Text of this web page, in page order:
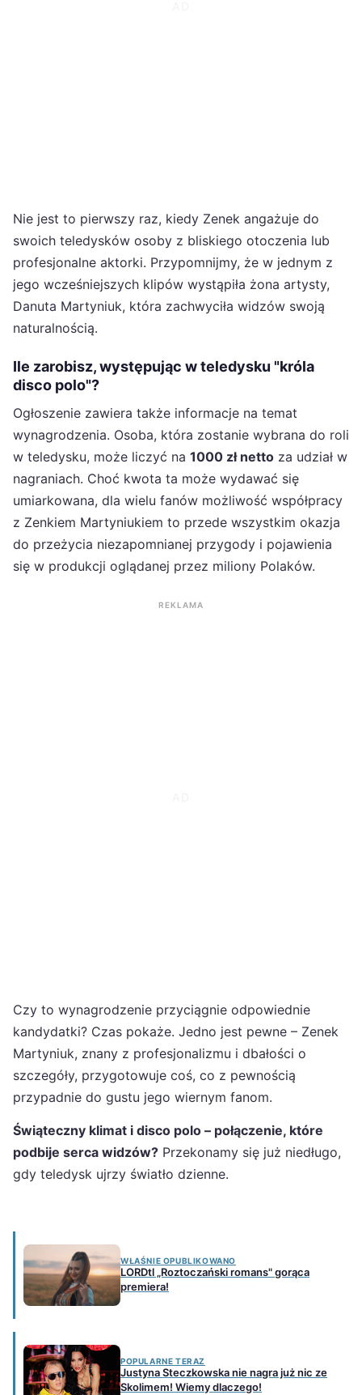
Nie jest to pierwszy raz, kiedy Zenek angażuje do
swoich teledysków osoby z bliskiego otoczenia lub
profesjonalne aktorki. Przypomnijmy, że w jednym z
jego wcześniejszych klipów wystąpiła żona artysty,
Danuta Martyniuk, która zachwyciła widzów swoją
naturalnością.
Ile zarobisz, występując w teledysku "króla
disco polo"?
Ogłoszenie zawiera także informacje na temat
wynagrodzenia. Osoba, która zostanie wybrana do roli
w teledysku, może liczyć na 1000 zł netto za udział w
nagraniach. Choć kwota ta może wydawać się
umiarkowana, dla wielu fanów możliwość współpracy
z Zenkiem Martyniukiem to przede wszystkim okazja
do przeżycia niezapomnianej przygody i pojawienia
się w produkcji oglądanej przez miliony Polaków.
REKLAMA
Czy to wynagrodzenie przyciągnie odpowiednie
kandydatki? Czas pokaże. Jedno jest pewne – Zenek
Martyniuk, znany z profesjonalizmu i dbałości o
szczegóły, przygotowuje coś, co z pewnością
przypadnie do gustu jego wiernym fanom.
Świąteczny klimat i disco polo – połączenie, które
podbije serca widzów? Przekonamy się już niedługo,
gdy teledysk ujrzy światło dzienne.
WŁAŚNIE OPUBLIKOWANO
LORDtl „Roztoczański romans" gorąca
premiera!
POPULARNE TERAZ
Justyna Steczkowska nie nagra już nic ze
Skolimem! Wiemy dlaczego!